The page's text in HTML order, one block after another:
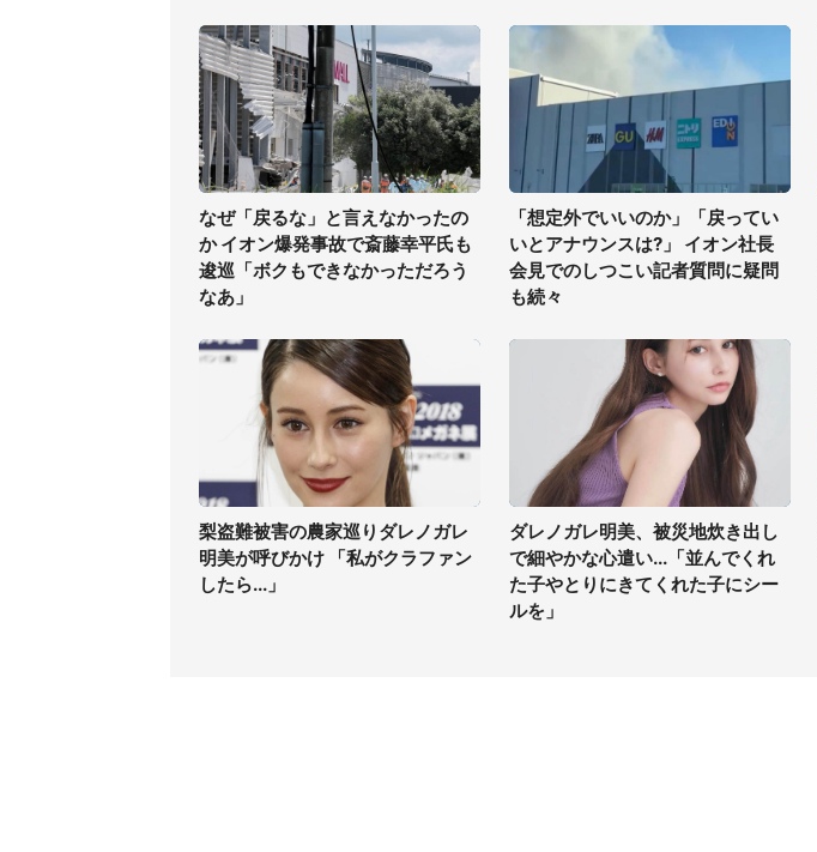
なぜ「戻るな」と言えなかったの
か イオン爆発事故で斎藤幸平氏も
逡巡「ボクもできなかっただろう
なあ」
「想定外でいいのか」「戻ってい
いとアナウンスは?」 イオン社長
会見でのしつこい記者質問に疑問
も続々
梨盗難被害の農家巡りダレノガレ
明美が呼びかけ 「私がクラファン
したら...」
ダレノガレ明美、被災地炊き出し
で細やかな心遣い...「並んでくれ
た子やとりにきてくれた子にシー
ルを」